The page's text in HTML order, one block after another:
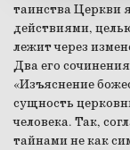
таинства Церкви
действиями,
лежит через
Два его
«Изъяснение
сущность
человека. Так,
тайнами не как